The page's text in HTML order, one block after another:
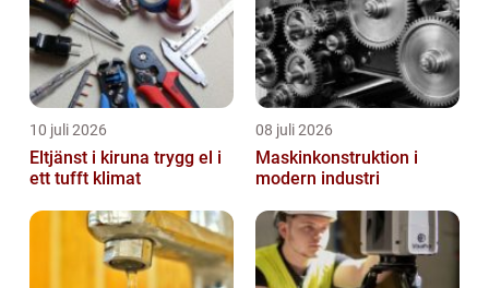
10 juli 2026
Eltjänst i kiruna trygg el i
ett tufft klimat
08 juli 2026
Maskinkonstruktion i
modern industri